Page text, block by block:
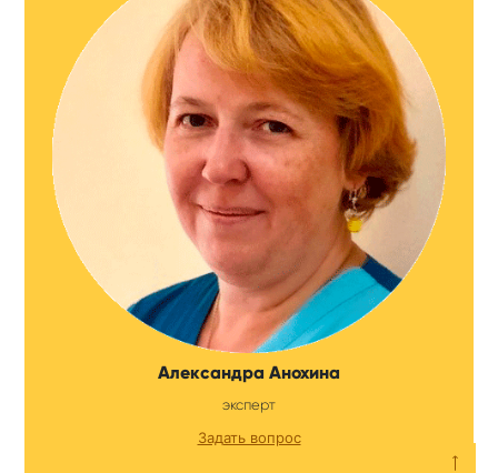
Александра Анохина
эксперт
Задать вопрос
⟵